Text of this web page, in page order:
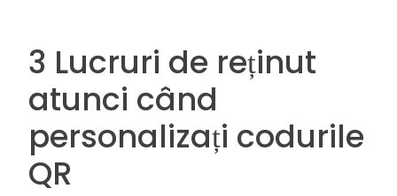
3 Lucruri de reținut
atunci când
personalizați codurile
QR